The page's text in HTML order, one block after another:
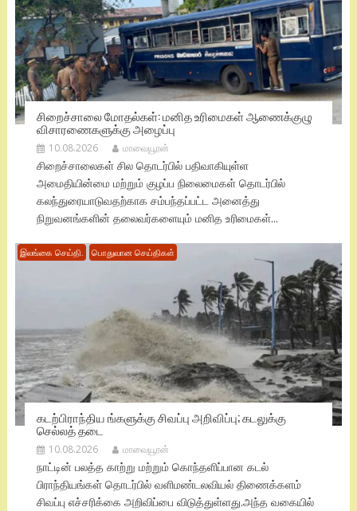
சிறைச்சாலை மோதல்கள்: மனித உரிமைகள் ஆணைக்குழு
விசாரணைகளுக்கு அழைப்பு
10.08.2026 மாவையூரன்
சிறைச்சாலைகள் சில தொடர்பில் பதிவாகியுள்ள
அமைதியின்மை மற்றும் குழப்ப நிலைமைகள் தொடர்பில்
கலந்துரையாடுவதற்காக சம்பந்தப்பட்ட அனைத்து
நிறுவனங்களின் தலைவர்களையும் மனித உரிமைகள்...
இலங்கை செய்தி. பொதுவான செய்திகள்
கடற்பிராந்திய ங்களுக்கு சிவப்பு அறிவிப்பு; கடலுக்கு
செல்லத் தடை
10.08.2026 மாவையூரன்
நாட்டின் பலத்த காற்று மற்றும் கொந்தளிப்பான கடல்
பிராந்தியங்கள் தொடர்பில் வளிமண்டலவியல் திணைக்களம்
சிவப்பு எச்சரிக்கை அறிவிப்பை விடுத்துள்ளது.​அந்த வகையில்